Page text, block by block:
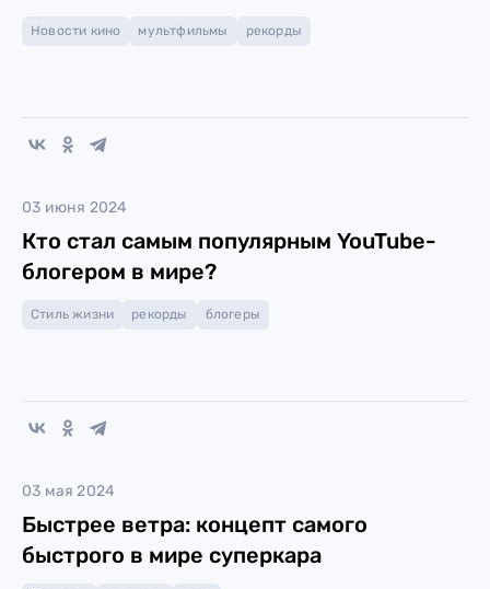
Новости кино мультфильмы рекорды
03 июня 2024
Кто стал самым популярным YouTube-
блогером в мире?
Стиль жизни рекорды блогеры
03 мая 2024
Быстрее ветра: концепт самого
быстрого в мире суперкара